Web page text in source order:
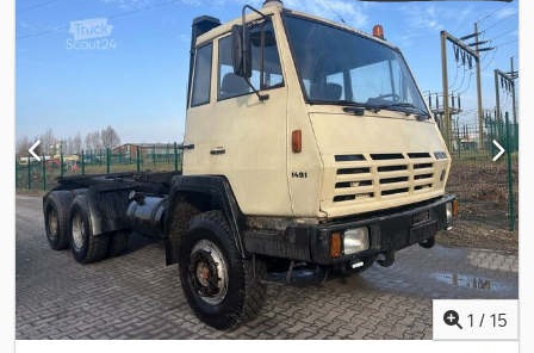
celtnis
1 / 15